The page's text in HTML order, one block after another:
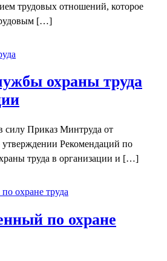
трудовых отношений, которое
[…]
охраны труда
силу Приказ Минтруда от
Рекомендаций по
труда в организации и […]
по охране